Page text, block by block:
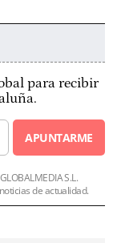
para recibir
APUNTARME
S.L.
de actualidad.